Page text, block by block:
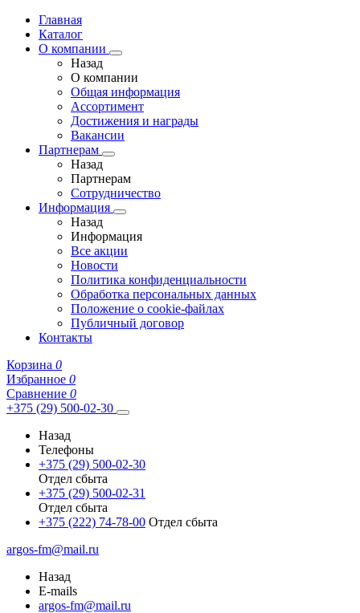
Главная
Каталог
О компании
Назад
О компании
Общая информация
Ассортимент
Достижения и награды
Вакансии
Партнерам
Назад
Партнерам
Сотрудничество
Информация
Назад
Информация
Все акции
Новости
Политика конфиденциальности
Обработка персональных данных
Положение о cookie-файлах
Публичный договор
Контакты
Корзина 0
Избранное 0
Сравнение 0
+375 (29) 500-02-30
Назад
Телефоны
+375 (29) 500-02-30
Отдел сбыта
+375 (29) 500-02-31
Отдел сбыта
+375 (222) 74-78-00 Отдел сбыта
argos-fm@mail.ru
Назад
E-mails
argos-fm@mail.ru